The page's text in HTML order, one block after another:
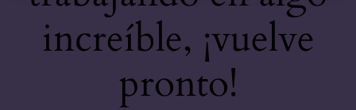
increíble, ¡vuelve
pronto!